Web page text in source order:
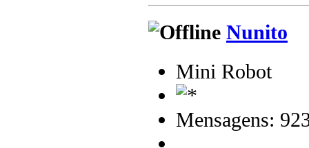
Nunito
Mini Robot
Mensagens: